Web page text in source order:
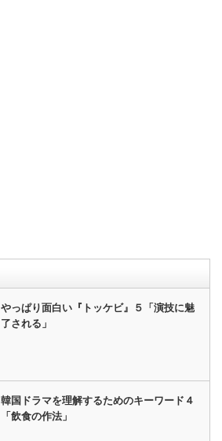
やっぱり面白い『トッケビ』５「演技に魅
了される」
韓国ドラマを理解するためのキーワード４
「飲食の作法」